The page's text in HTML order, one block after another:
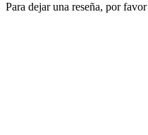
Para dejar una reseña, por favor